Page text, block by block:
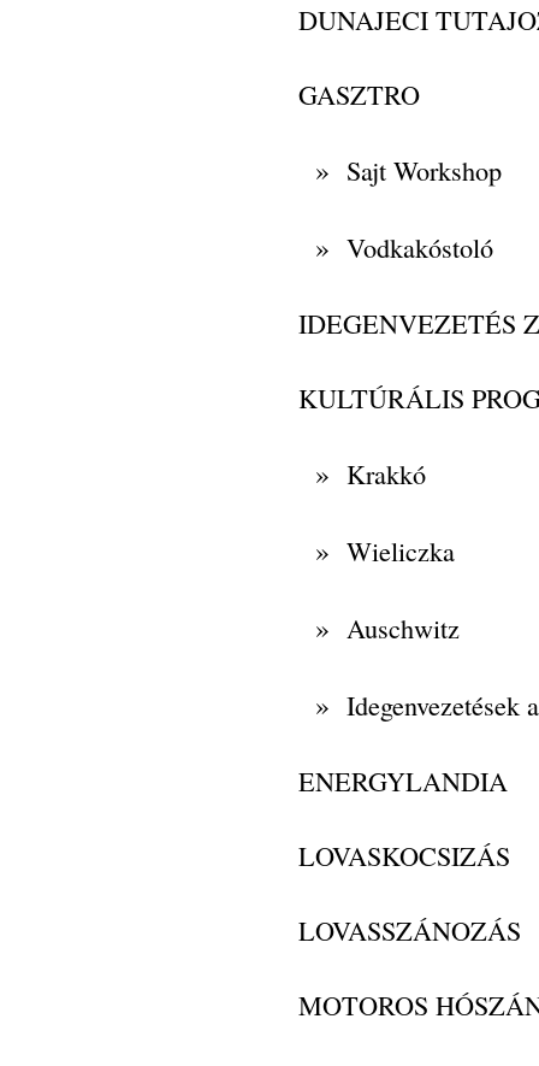
DUNAJECI
GASZTRO
» Sajt Workshop
» Vodkakóstoló
IDEGENVEZETÉS
KULTÚRÁLIS
» Krakkó
» Wieliczka
» Auschwitz
» Idegenvezetések
ENERGYLANDIA
LOVASKOCSIZÁS
LOVASSZÁNOZÁS
MOTOROS